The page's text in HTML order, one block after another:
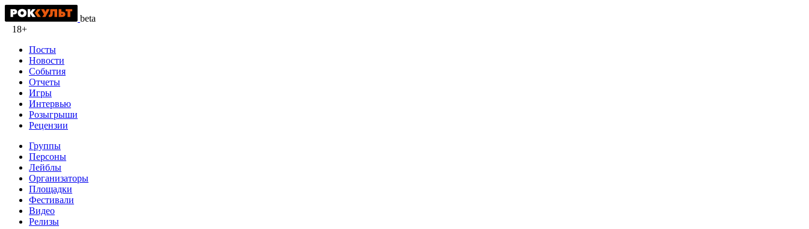
beta
18+
Посты
Новости
События
Отчеты
Игры
Интервью
Розыгрыши
Рецензии
Группы
Персоны
Лейблы
Организаторы
Площадки
Фестивали
Видео
Релизы